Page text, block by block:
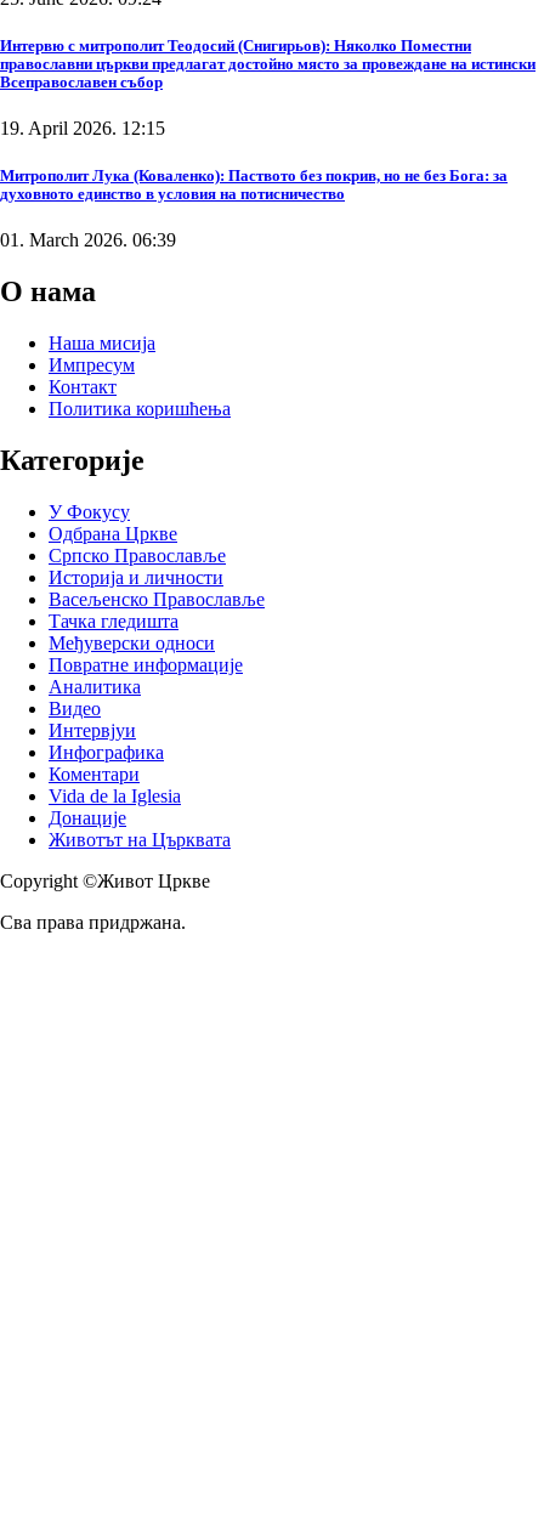
Интервю с митрополит Теодосий (Снигирьов): Няколко Поместни
православни църкви предлагат достойно място за провеждане на истински
Всеправославен събор
19. April 2026. 12:15
Митрополит Лука (Коваленко): Паството без покрив, но не без Бога: за
духовното единство в условия на потисничество
01. March 2026. 06:39
О нама
Наша мисија
Импресум
Контакт
Политика коришћења
Категорије
У Фокусу
Одбрана Цркве
Српско Православље
Историја и личности
Васељенско Православље
Тачка гледишта
Међуверски односи
Повратне информације
Аналитика
Видео
Интервјуи
Инфографика
Коментари
Vida de la Iglesia
Донације
Животът на Църквата
Copyright ©Живот Цркве
Сва права придржана.